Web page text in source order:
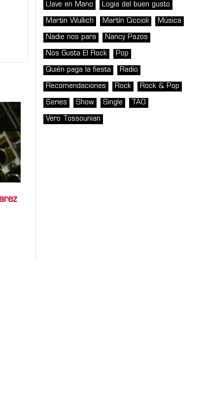
Llave en Mano Logia del buen gusto
Martin Wullich Martín Ciccioli Música
Nadie nos para Nancy Pazos
Nos Gusta El Rock Pop
Quién paga la fiesta Radio
Recomendaciones Rock Rock & Pop
Series Show Single TAO
Vero Tossounian